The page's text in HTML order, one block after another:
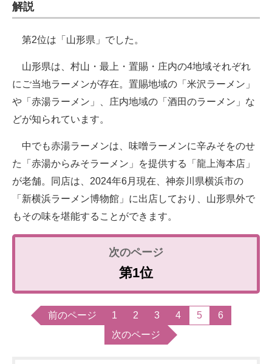
解説
第2位は「山形県」でした。
山形県は、村山・最上・置賜・庄内の4地域それぞれ
にご当地ラーメンが存在。置賜地域の「米沢ラーメン」
や「赤湯ラーメン」、庄内地域の「酒田のラーメン」な
どが知られています。
中でも赤湯ラーメンは、味噌ラーメンに辛みそをのせ
た「赤湯からみそラーメン」を提供する「龍上海本店」
が老舗。同店は、2024年6月現在、神奈川県横浜市の
「新横浜ラーメン博物館」に出店しており、山形県外で
もその味を堪能することができます。
第1位
前のページ 1 2 3 4 5
6
次のページ